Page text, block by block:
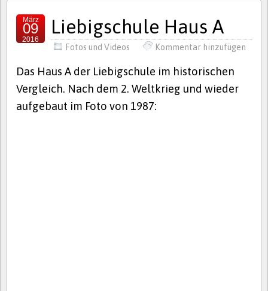
Liebigschule Haus A
Fotos und Videos Kommentar hinzufügen
März
09
2016
Das Haus A der Liebigschule im historischen
Vergleich. Nach dem 2. Weltkrieg und wieder
aufgebaut im Foto von 1987: